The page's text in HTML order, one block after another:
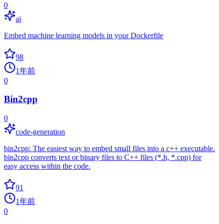
0
ai
Embed machine learning models in your Dockerfile
98
1年前
0
Bin2cpp
0
code-generation
bin2cpp: The easiest way to embed small files into a c++ executable.
bin2cpp converts text or binary files to C++ files (*.h, *.cpp) for
easy access within the code.
91
1年前
0